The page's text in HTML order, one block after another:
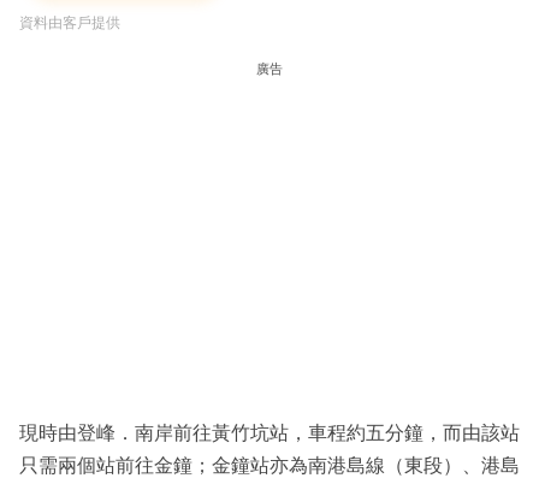
資料由客戶提供
廣告
現時由登峰．南岸前往黃竹坑站，車程約五分鐘，而由該站
只需兩個站前往金鐘；金鐘站亦為南港島線（東段）、港島